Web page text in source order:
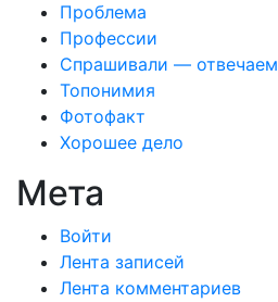
Проблема
Профессии
Спрашивали — отвечаем
Топонимия
Фотофакт
Хорошее дело
Мета
Войти
Лента записей
Лента комментариев